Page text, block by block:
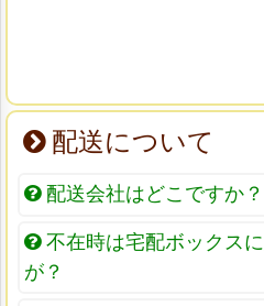
配送について
配送会社はどこですか？
不在時は宅配ボックス
が？